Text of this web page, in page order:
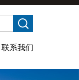
联系我们